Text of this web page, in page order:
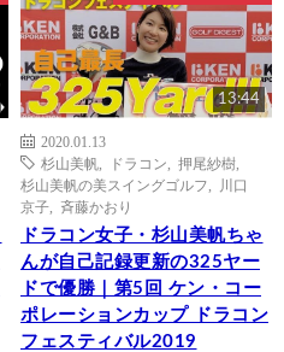
13:44
2020.01.13
杉山美帆
ドラコン 押尾紗樹
杉山美帆の美スイングゴルフ
川口
京子
斉藤かおり
ドラコン女子・杉山美帆ちゃ
んが自己記録更新の325ヤー
ドで優勝｜第5回 ケン・コー
ポレーションカップ ドラコン
フェスティバル2019